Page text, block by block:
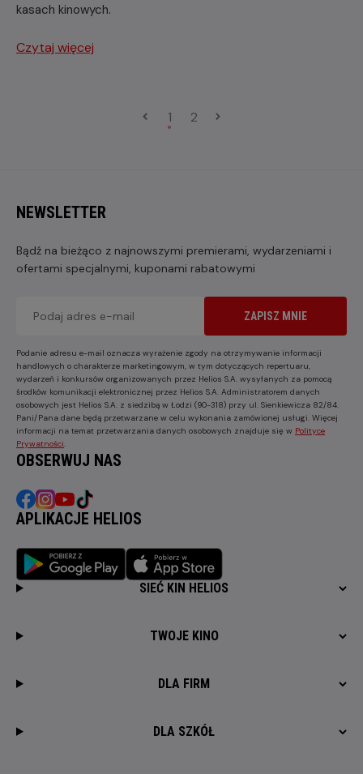
kasach kinowych.
Czytaj więcej
1 2
NEWSLETTER
Bądź na bieżąco z najnowszymi premierami, wydarzeniami i
ofertami specjalnymi, kuponami rabatowymi
ZAPISZ MNIE
Podanie adresu e-mail oznacza wyrażenie zgody na otrzymywanie informacji
handlowych o charakterze marketingowym, w tym dotyczących repertuaru,
wydarzeń i konkursów organizowanych przez Helios S.A. wysyłanych za pomocą
środków komunikacji elektronicznej przez Helios S.A. Administratorem danych
osobowych jest Helios S.A. z siedzibą w Łodzi (90-318) przy ul. Sienkiewicza 82/84.
Pani/Pana dane będą przetwarzane w celu wykonania zamówionej usługi. Więcej
informacji na temat przetwarzania danych osobowych znajduje się w Polityce
Prywatności.
OBSERWUJ NAS
APLIKACJE HELIOS
SIEĆ KIN HELIOS
TWOJE KINO
DLA FIRM
DLA SZKÓŁ